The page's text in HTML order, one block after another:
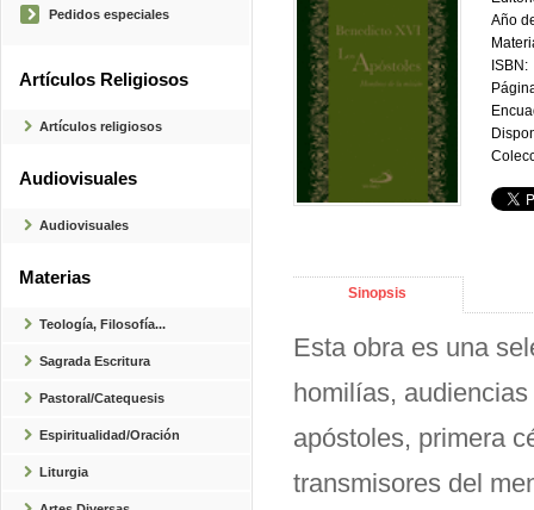
Pedidos especiales
Artículos Religiosos
Artículos religiosos
Audiovisuales
Audiovisuales
Materias
Teología, Filosofía...
Sagrada Escritura
Pastoral/Catequesis
Espiritualidad/Oración
Liturgia
Año
ISBN:
Sinopsis
Esta obra es una
homilías,
apóstoles, primera
transmisores del